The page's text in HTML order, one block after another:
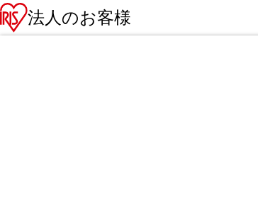
法人のお客様